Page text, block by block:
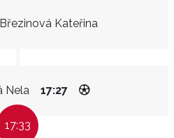
Březinová Kateřina
Nela 17:27
17:33